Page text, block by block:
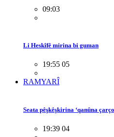
09:03
Li Heskîfê mirina bi guman
19:55 05
RAMYARÎ
Seata pêşkêşkirina ‘qanûna
19:39 04